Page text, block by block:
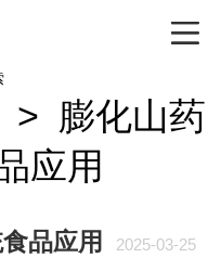
> 膨化山药
应用
品应用 2025-03-25